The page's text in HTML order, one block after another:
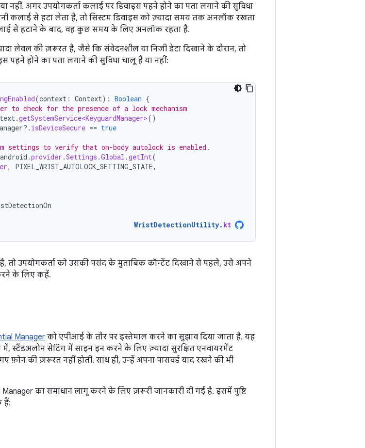
नहीं. अगर उपयोगकर्ता कलाई पर डिवाइस पहने होने का पता लगाने की सुविधा
कलाई से हटा लेता है, तो सिस्टम डिवाइस को ज़्यादा समय तक अनलॉक रखता
से हटाने के बाद, वह कुछ समय के लिए अनलॉक रहता है.
लेवल की ज़रूरत है, जैसे कि संवेदनशील या निजी डेटा दिखाने के दौरान, तो
होने का पता लगाने की सुविधा चालू है या नहीं:
(context : Context): Boolean {
to check for the presence of a lock mechanism
.getSystemService<KeyguardManager>()
?. isDeviceSecure == true
settings to verify that on-body autolock is enabled.
android .provider .Settings .Global .getInt(
, PIXEL_WRIST_AUTOLOCK_SETTING_STATE,
WristDetectionUtility. kt
है, तो उपयोगकर्ता को उसकी पसंद के मुताबिक कॉन्टेंट दिखाने से पहले, उसे अपने
के लिए कहें.
Managerको एपीआई के तौर पर इस्तेमाल करने का सुझाव दिया जाता है. यह
स्टैंडअलोन सेटिंग में साइन इन करने के लिए ज़्यादा सुरक्षित एनवायरमेंट
फ़ोन की ज़रूरत नहीं होती. साथ ही, उन्हें अपना पासवर्ड याद रखने की भी
का समाधान लागू करने के लिए ज़रूरी जानकारी दी गई है. इसमें पुष्टि
हैं: